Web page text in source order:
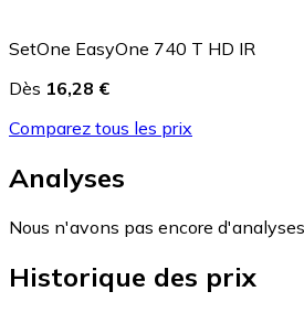
SetOne EasyOne 740 T HD IR
Dès 16,28 €
Comparez tous les prix
Analyses
Nous n'avons pas encore
Historique des prix